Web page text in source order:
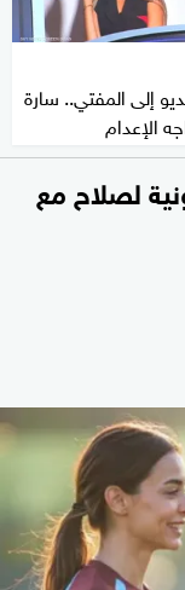
إلى المفتي.. سارة
الإعدام
لصلاح مع